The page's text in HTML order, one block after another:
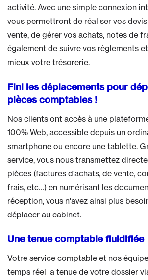
activité. Avec une simple connexion
vous permettront de réaliser vos
vente, de gérer vos achats, notes de
également de suivre vos règlements
mieux votre trésorerie.
Fini les déplacements pour
pièces comptables !
Nos clients ont accès à une
100% Web, accessible depuis un
smartphone ou encore une tablette.
service, vous nous transmettez
pièces (factures d'achats, de vente,
frais, etc…) en numérisant les
réception, vous n'avez ainsi plus
déplacer au cabinet.
Une tenue comptable fluidifiée
Votre service comptable et nos
temps réel la tenue de votre dossier